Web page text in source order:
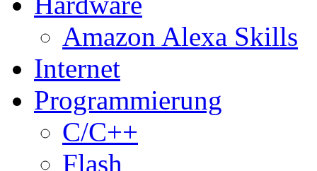
Amazon Alexa Skills
Internet
Programmierung
C/C++
Flash